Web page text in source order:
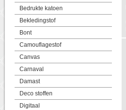
Bedrukte katoen
Bekledingstof
Bont
Camouflagestof
Canvas
Carnaval
Damast
Deco stoffen
Digitaal